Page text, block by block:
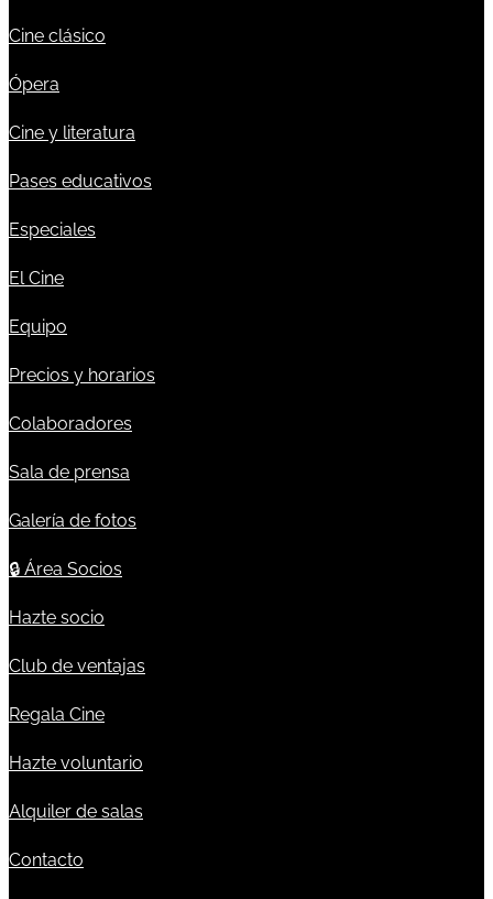
Cine clásico
Ópera
Cine y literatura
Pases educativos
Especiales
El Cine
Equipo
Precios y horarios
Colaboradores
Sala de prensa
Galería de fotos
🔒 Área Socios
Hazte socio
Club de ventajas
Regala Cine
Hazte voluntario
Alquiler de salas
Contacto